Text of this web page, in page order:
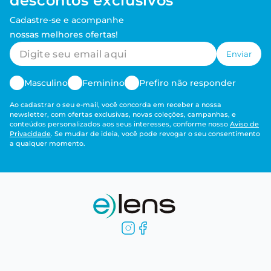
Cadastre-se e acompanhe
nossas melhores ofertas!
Enviar
Masculino Feminino Prefiro não responder
Ao cadastrar o seu e-mail, você concorda em receber a nossa
newsletter, com ofertas exclusivas, novas coleções, campanhas, e
conteúdos personalizados aos seus interesses, conforme nosso Aviso de
Privacidade. Se mudar de ideia, você pode revogar o seu consentimento
a qualquer momento.